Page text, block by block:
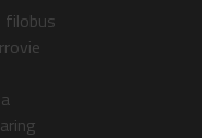
filobus